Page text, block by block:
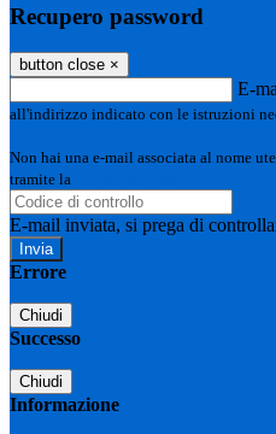
Recupero password
button close ×
E-
all'indirizzo indicato con le istruzioni
Non hai una e-mail associata al nome
tramite la
E-mail inviata, si prega di
Errore
Chiudi
Successo
Chiudi
Informazione